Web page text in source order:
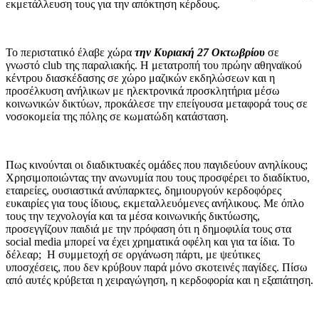
εκμετάλλευση τους για την απόκτηση κέρδους.
Το περιστατικό έλαβε χώρα την Κυριακή 27 Οκτωβρίου σε
γνωστό club της παραλιακής. Η μετατροπή του πρώην αθηναϊκού
κέντρου διασκέδασης σε χώρο μαζικών εκδηλώσεων και η
προσέλκυση ανήλικων με ηλεκτρονικά προσκλητήρια μέσω
κοινωνικών δικτύων, προκάλεσε την επείγουσα μεταφορά τους σε
νοσοκομεία της πόλης σε κωματώδη κατάσταση.
Πως κινούνται οι διαδικτυακές ομάδες που παγιδεύουν ανηλίκους;
Χρησιμοποιώντας την ανωνυμία που τους προσφέρει το διαδίκτυο,
εταιρείες, ουσιαστικά ανύπαρκτες, δημιουργούν κερδοφόρες
ευκαιρίες για τους ίδιους, εκμεταλλευόμενες ανήλικους. Με όπλο
τους την τεχνολογία και τα μέσα κοινωνικής δικτύωσης,
προσεγγίζουν παιδιά με την πρόφαση ότι η δημοφιλία τους στα
social media μπορεί να έχει χρηματικά οφέλη και για τα ίδια. Το
δέλεαρ; Η συμμετοχή σε οργάνωση πάρτι, με ψεύτικες
υποσχέσεις, που δεν κρύβουν παρά μόνο σκοτεινές παγίδες. Πίσω
από αυτές κρύβεται η χειραγώγηση, η κερδοφορία και η εξαπάτηση.